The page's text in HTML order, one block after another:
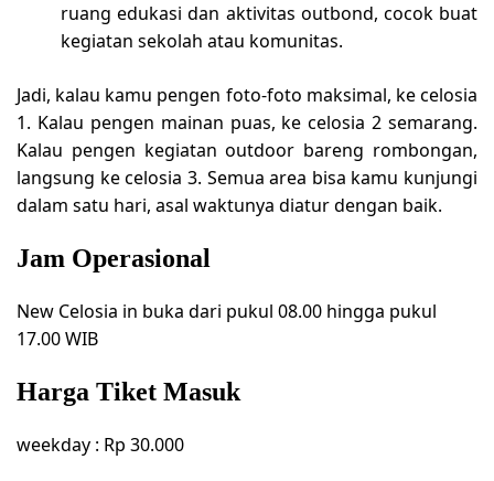
ruang edukasi dan aktivitas outbond, cocok buat
kegiatan sekolah atau komunitas.
Jadi, kalau kamu pengen foto-foto maksimal, kecelosia
1. Kalau pengen mainan puas, kecelosia 2 semarang.
Kalau pengen kegiatan outdoor bareng rombongan,
langsung kecelosia 3. Semua area bisa kamu kunjungi
dalam satu hari, asal waktunya diatur dengan baik.
Jam Operasional
New Celosia in buka dari pukul 08.00 hingga pukul
17.00 WIB
Harga Tiket Masuk
weekday : Rp 30.000